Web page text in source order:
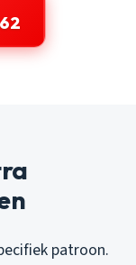
patroon.